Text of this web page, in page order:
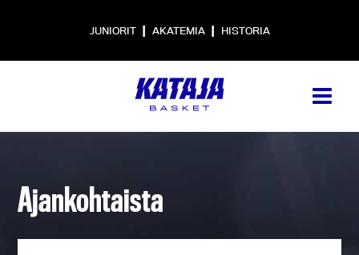
JUNIORIT | AKATEMIA | HISTORIA
Ajankohtaista